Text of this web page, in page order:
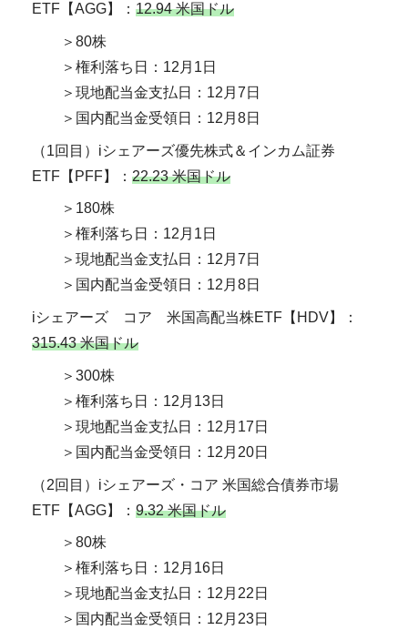
ETF【AGG】：12.94 米国ドル
＞80株
＞権利落ち日：12月1日
＞現地配当金支払日：12月7日
＞国内配当金受領日：12月8日
（1回目）iシェアーズ優先株式＆インカム証券
ETF【PFF】：22.23 米国ドル
＞180株
＞権利落ち日：12月1日
＞現地配当金支払日：12月7日
＞国内配当金受領日：12月8日
iシェアーズ コア 米国高配当株ETF【HDV】：
315.43 米国ドル
＞300株
＞権利落ち日：12月13日
＞現地配当金支払日：12月17日
＞国内配当金受領日：12月20日
（2回目）iシェアーズ・コア 米国総合債券市場
ETF【AGG】：9.32 米国ドル
＞80株
＞権利落ち日：12月16日
＞現地配当金支払日：12月22日
＞国内配当金受領日：12月23日